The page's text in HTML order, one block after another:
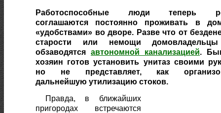
Работоспособные люди теперь
соглашаются постоянно проживать в
«удобствами» во дворе. Разве что от
старости или немощи
обзаводятся автономной канализацией.
хозяин готов установить унитаз своими
но не представляет, как
дальнейшую утилизацию стоков.
Правда, в ближайших
пригородах встречаются